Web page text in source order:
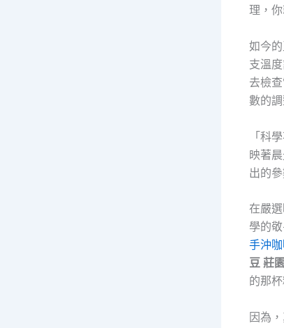
理，
如今
支溫
去檢
數的
「科
映著
出的
在嚴
學的
手沖
豆 莊
的那
因為